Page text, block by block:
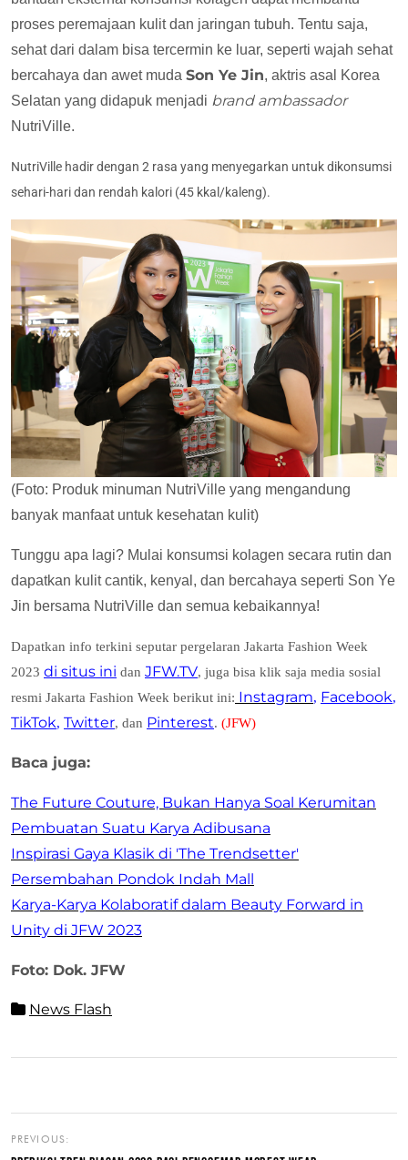
proses peremajaan kulit dan jaringan tubuh. Tentu saja,
sehat dari dalam bisa tercermin ke luar, seperti wajah sehat
bercahaya dan awet muda Son Ye Jin, aktris asal Korea
Selatan yang didapuk menjadi brand ambassador
NutriVille.
NutriVille hadir dengan 2 rasa yang menyegarkan untuk dikonsumsi
sehari-hari dan rendah kalori (45 kkal/kaleng).
(Foto: Produk minuman NutriVille yang mengandung
banyak manfaat untuk kesehatan kulit)
Tunggu apa lagi? Mulai konsumsi kolagen secara rutin dan
dapatkan kulit cantik, kenyal, dan bercahaya seperti Son Ye
Jin bersama NutriVille dan semua kebaikannya!
Dapatkan info terkini seputar pergelaran Jakarta Fashion Week
2023 di situs ini dan JFW.TV, juga bisa klik saja media sosial
resmi Jakarta Fashion Week berikut ini: Instagram, Facebook,
TikTok, Twitter, dan Pinterest. (JFW)
Baca juga:
The Future Couture, Bukan Hanya Soal Kerumitan
Pembuatan Suatu Karya Adibusana
Inspirasi Gaya Klasik di 'The Trendsetter'
Persembahan Pondok Indah Mall
Karya-Karya Kolaboratif dalam Beauty Forward in
Unity di JFW 2023
Foto: Dok. JFW
News Flash
PREVIOUS: